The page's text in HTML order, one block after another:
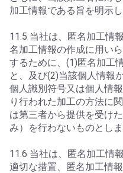
加工情報である旨を明示し
11.5 当社は、匿名加工情
名加工情報の作成に用い
するために、(1)匿名加工
と、及び(2)当該個人情報
個人識別符号又は個人情
り行われた加工の方法に
は第三者から提供を受け
み）を行わないものとしま
11.6 当社は、匿名加工情
適切な措置、匿名加工情